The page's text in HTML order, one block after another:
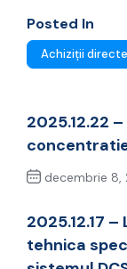
Posted In
Achiziții directe
2025.12.22
decembrie 8,
2025.12.17
tehnica